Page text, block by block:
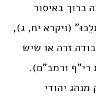
כרוך באיסור
(ויקרא יח, ג),
זרה או שיש
רי”ף ורמב”ם).
יהודי